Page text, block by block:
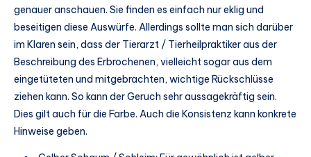
genauer anschauen. Sie finden es einfach nur eklig und
beseitigen diese Auswürfe. Allerdings sollte man sich darüber
im Klaren sein, dass der Tierarzt / Tierheilpraktiker aus der
Beschreibung des Erbrochenen, vielleicht sogar aus dem
eingetüteten und mitgebrachten, wichtige Rückschlüsse
ziehen kann. So kann der Geruch sehr aussagekräftig sein.
Dies gilt auch für die Farbe. Auch die Konsistenz kann konkrete
Hinweise geben.